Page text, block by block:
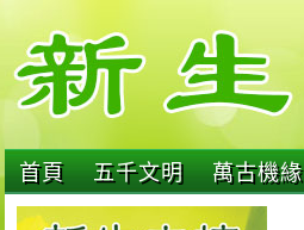
首頁 五千文明 萬古機緣